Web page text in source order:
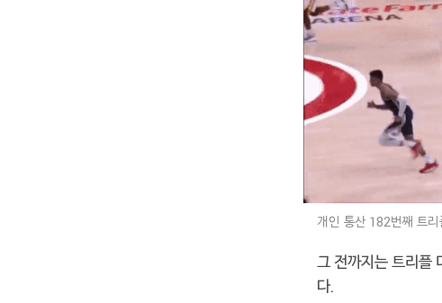
개인 통산 182번째 트리
그 전까지는 트리플
다.